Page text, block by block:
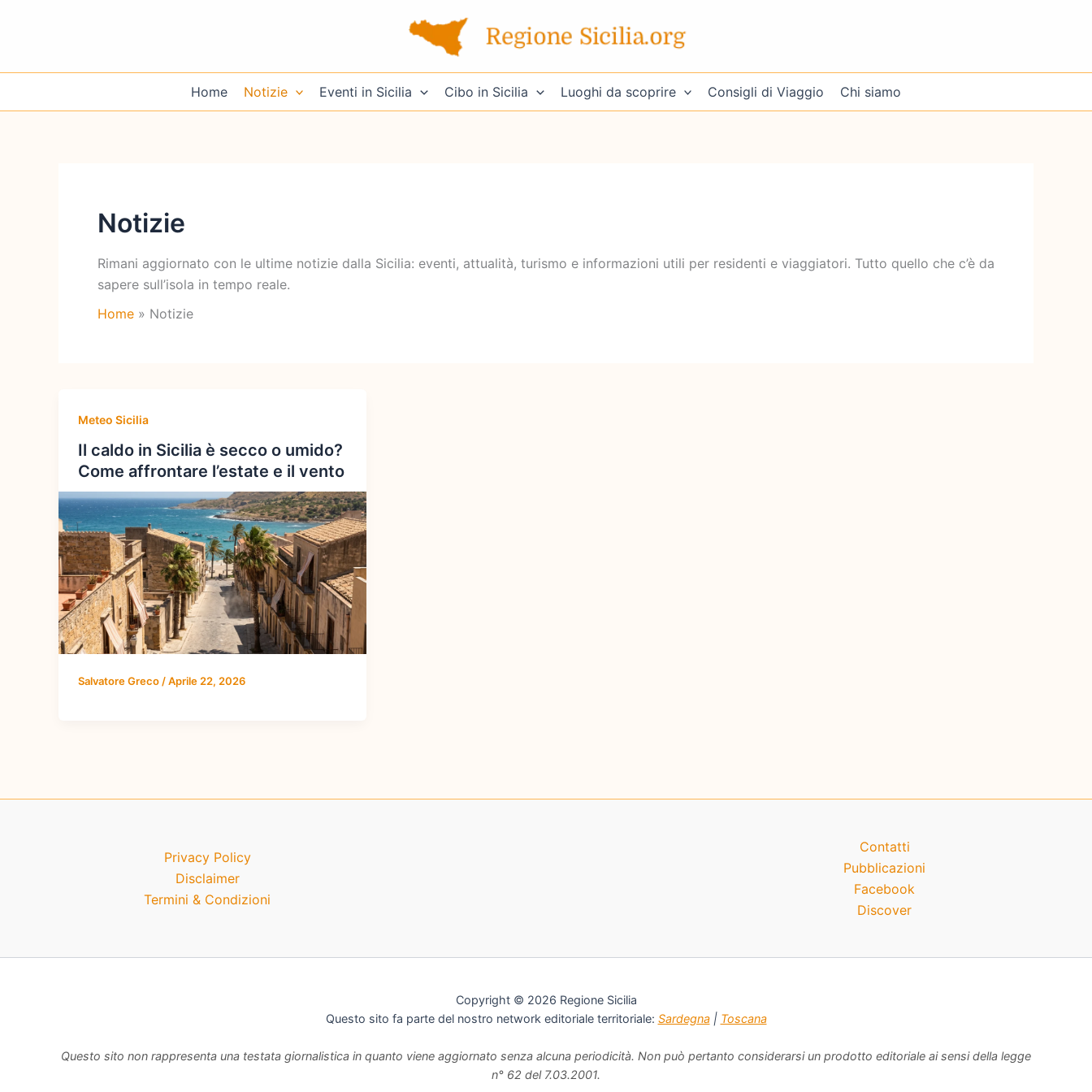
Home Notizie Eventi in Sicilia Cibo in Sicilia Luoghi da scoprire Consigli di Viaggio Chi siamo
Notizie
Rimani aggiornato con le ultime notizie dalla Sicilia: eventi, attualità, turismo e informazioni utili per residenti e viaggiatori. Tutto quello che c’è da
sapere sull’isola in tempo reale.
Home
Notizie
Meteo Sicilia
Il caldo in Sicilia è secco o umido?
Come affrontare l’estate e il vento
Salvatore Greco/Aprile 22, 2026
Privacy Policy
Disclaimer
Termini & Condizioni
Contatti
Pubblicazioni
Facebook
Discover
Copyright © 2026 Regione Sicilia
Questo sito fa parte del nostro network editoriale territoriale: Sardegna| Toscana
Questo sito non rappresenta una testata giornalistica in quanto viene aggiornato senza alcuna periodicità. Non può pertanto considerarsi un prodotto editoriale ai sensi della legge
n° 62 del 7.03.2001.